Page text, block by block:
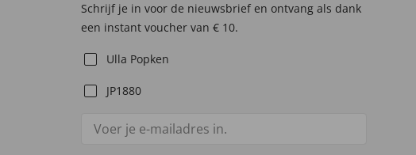
Schrijf je in voor de nieuwsbrief en ontvang als dank
een instant voucher van € 10.
Ulla Popken
JP1880